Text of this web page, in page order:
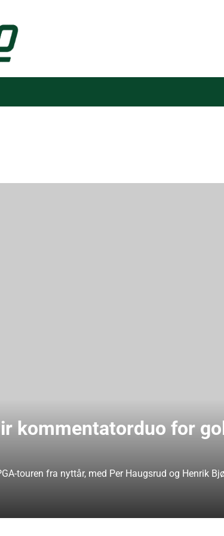
kommentatorduo for
touren fra nyttår, med Per Haugsrud og Henrik